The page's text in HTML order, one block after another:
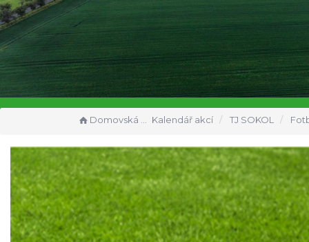
Domovská stránka Kalendář akcí TJ SOKOL Fotbal muži